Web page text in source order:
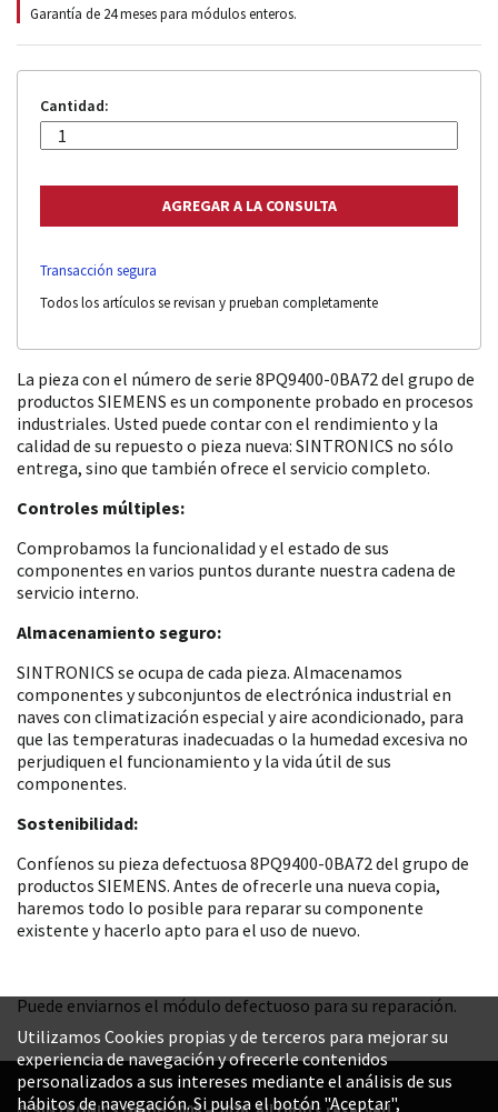
Garantía de 24 meses para módulos enteros.
Cantidad:
Transacción segura
Todos los artículos se revisan y prueban completamente
La pieza con el número de serie 8PQ9400-0BA72 del grupo de
productos SIEMENS es un componente probado en procesos
industriales. Usted puede contar con el rendimiento y la
calidad de su repuesto o pieza nueva: SINTRONICS no sólo
entrega, sino que también ofrece el servicio completo.
Controles múltiples:
Comprobamos la funcionalidad y el estado de sus
componentes en varios puntos durante nuestra cadena de
servicio interno.
Almacenamiento seguro:
SINTRONICS se ocupa de cada pieza. Almacenamos
componentes y subconjuntos de electrónica industrial en
naves con climatización especial y aire acondicionado, para
que las temperaturas inadecuadas o la humedad excesiva no
perjudiquen el funcionamiento y la vida útil de sus
componentes.
Sostenibilidad:
Confíenos su pieza defectuosa 8PQ9400-0BA72 del grupo de
productos SIEMENS. Antes de ofrecerle una nueva copia,
haremos todo lo posible para reparar su componente
existente y hacerlo apto para el uso de nuevo.
Puede enviarnos el módulo defectuoso para su reparación.
Utilizamos Cookies propias y de terceros para mejorar su
experiencia de navegación y ofrecerle contenidos
personalizados a sus intereses mediante el análisis de sus
hábitos de navegación. Si pulsa el botón "Aceptar",